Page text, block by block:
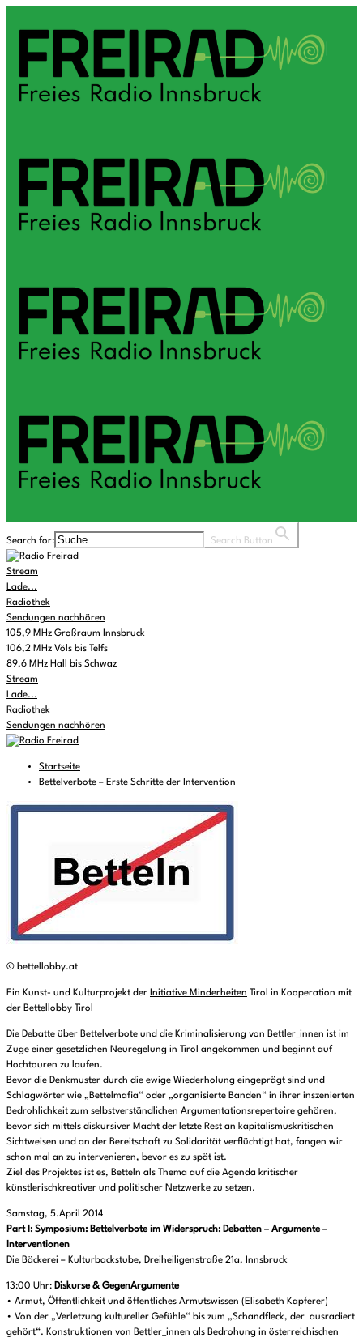
Search for: Search Button
Stream
Lade...
Radiothek
Sendungen nachhören
105,9 MHz Großraum Innsbruck
106,2 MHz Völs bis Telfs
89,6 MHz Hall bis Schwaz
Stream
Lade...
Radiothek
Sendungen nachhören
Startseite
Bettelverbote – Erste Schritte der Intervention
© bettellobby.at
Ein Kunst- und Kulturprojekt der Initiative Minderheiten Tirol in Kooperation mit
der Bettellobby Tirol
Die Debatte über Bettelverbote und die Kriminalisierung von Bettler_innen ist im
Zuge einer gesetzlichen Neuregelung in Tirol angekommen und beginnt auf
Hochtouren zu laufen.
Bevor die Denkmuster durch die ewige Wiederholung eingeprägt sind und
Schlagwörter wie „Bettelmafia“ oder „organisierte Banden“ in ihrer inszenierten
Bedrohlichkeit zum selbstverständlichen Argumentationsrepertoire gehören,
bevor sich mittels diskursiver Macht der letzte Rest an kapitalismuskritischen
Sichtweisen und an der Bereitschaft zu Solidarität verflüchtigt hat, fangen wir
schon mal an zu intervenieren, bevor es zu spät ist.
Ziel des Projektes ist es, Betteln als Thema auf die Agenda kritischer
künstlerischkreativer und politischer Netzwerke zu setzen.
Samstag, 5.April 2014
Part I: Symposium: Bettelverbote im Widerspruch: Debatten – Argumente –
Interventionen
Die Bäckerei – Kulturbackstube, Dreiheiligenstraße 21a, Innsbruck
13:00 Uhr: Diskurse & GegenArgumente
• Armut, Öffentlichkeit und öffentliches Armutswissen (Elisabeth Kapferer)
• Von der „Verletzung kultureller Gefühle“ bis zum „Schandfleck, der ausradiert
gehört“. Konstruktionen von Bettler_innen als Bedrohung in österreichischen